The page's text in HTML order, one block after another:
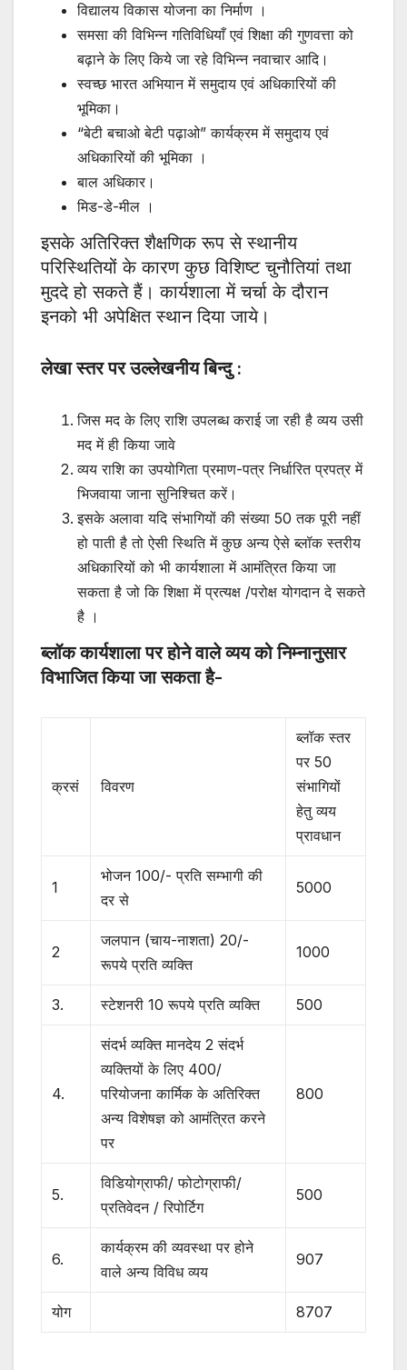
विद्यालय विकास योजना का निर्माण ।
समसा की विभिन्न गतिविधियाँ एवं शिक्षा की गुणवत्ता को
बढ़ाने के लिए किये जा रहे विभिन्न नवाचार आदि।
स्वच्छ भारत अभियान में समुदाय एवं अधिकारियों की
भूमिका।
“बेटी बचाओ बेटी पढ़ाओ” कार्यक्रम में समुदाय एवं
अधिकारियों की भूमिका ।
बाल अधिकार।
मिड-डे-मील ।
इसके अतिरिक्त शैक्षणिक रूप से स्थानीय
परिस्थितियों के कारण कुछ विशिष्ट चुनौतियां तथा
मुददे हो सकते हैं। कार्यशाला में चर्चा के दौरान
इनको भी अपेक्षित स्थान दिया जाये।
लेखा स्तर पर उल्लेखनीय बिन्दु :
जिस मद के लिए राशि उपलब्ध कराई जा रही है व्यय उसी
मद में ही किया जावे
व्यय राशि का उपयोगिता प्रमाण-पत्र निर्धारित प्रपत्र में
भिजवाया जाना सुनिश्चित करें।
इसके अलावा यदि संभागियों की संख्या 50 तक पूरी नहीं
हो पाती है तो ऐसी स्थिति में कुछ अन्य ऐसे ब्लॉक स्तरीय
अधिकारियों को भी कार्यशाला में आमंत्रित किया जा
सकता है जो कि शिक्षा में प्रत्यक्ष /परोक्ष योगदान दे सकते
है ।
ब्लॉक कार्यशाला पर होने वाले व्यय को निम्नानुसार
विभाजित किया जा सकता है-
क्रसं विवरण
ब्लॉक स्तर
पर 50
संभागियों
हेतु व्यय
प्रावधान
1
भोजन 100/- प्रति सम्भागी की
दर से
5000
2
जलपान (चाय-नाशता) 20/-
रूपये प्रति व्यक्ति
1000
3. स्टेशनरी 10 रूपये प्रति व्यक्ति 500
4.
संदर्भ व्यक्ति मानदेय 2 संदर्भ
व्यक्तियों के लिए 400/
परियोजना कार्मिक के अतिरिक्त
अन्य विशेषज्ञ को आमंत्रित करने
पर
800
5.
विडियोग्राफी/ फोटोग्राफी/
प्रतिवेदन / रिपोर्टिग
500
6.
कार्यक्रम की व्यवस्था पर होने
वाले अन्य विविध व्यय
907
योग 8707